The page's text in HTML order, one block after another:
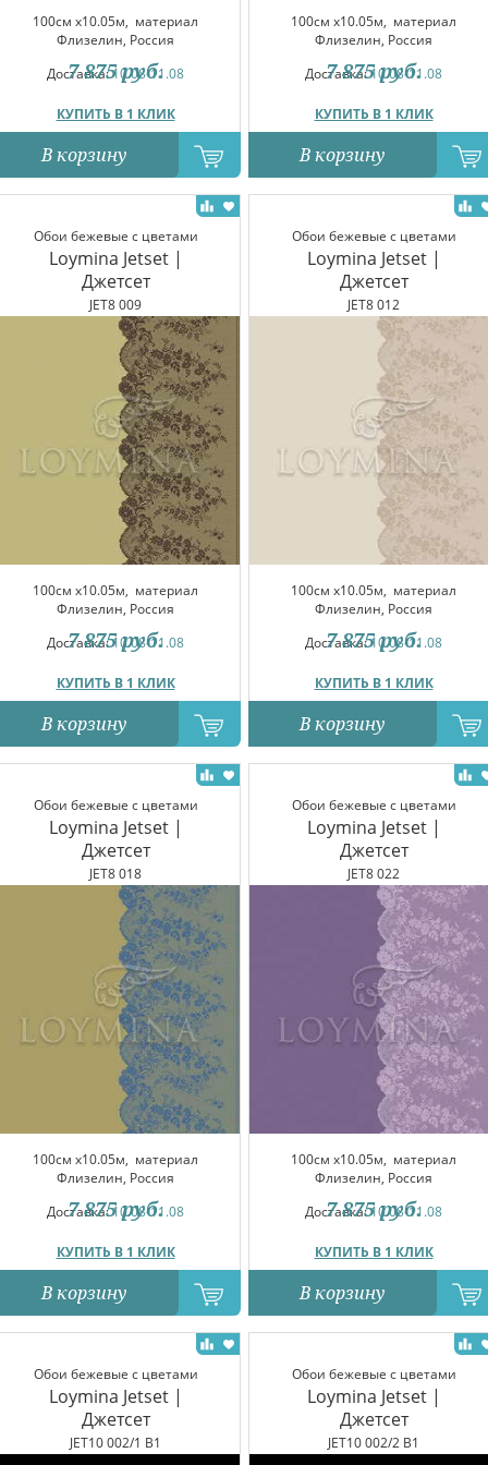
100см x10.05м, материал
Флизелин, Россия
Доставка:10.08-11.08
КУПИТЬ В 1 КЛИК
7 875 руб.
В корзину
100см x10.05м, материал
Флизелин, Россия
Доставка:10.08-11.08
КУПИТЬ В 1 КЛИК
7 875 руб.
В корзину
Обои бежевые с цветами
Loymina Jetset |
Джетсет
JET8 009
100см x10.05м, материал
Флизелин, Россия
Доставка:10.08-11.08
КУПИТЬ В 1 КЛИК
7 875 руб.
В корзину
Обои бежевые с цветами
Loymina Jetset |
Джетсет
JET8 012
100см x10.05м, материал
Флизелин, Россия
Доставка:10.08-11.08
КУПИТЬ В 1 КЛИК
7 875 руб.
В корзину
Обои бежевые с цветами
Loymina Jetset |
Джетсет
JET8 018
100см x10.05м, материал
Флизелин, Россия
Доставка:10.08-11.08
КУПИТЬ В 1 КЛИК
7 875 руб.
В корзину
Обои бежевые с цветами
Loymina Jetset |
Джетсет
JET8 022
100см x10.05м, материал
Флизелин, Россия
Доставка:10.08-11.08
КУПИТЬ В 1 КЛИК
7 875 руб.
В корзину
Обои бежевые с цветами
Loymina Jetset |
Джетсет
JET10 002/1 B1
Обои бежевые с цветами
Loymina Jetset |
Джетсет
JET10 002/2 B1